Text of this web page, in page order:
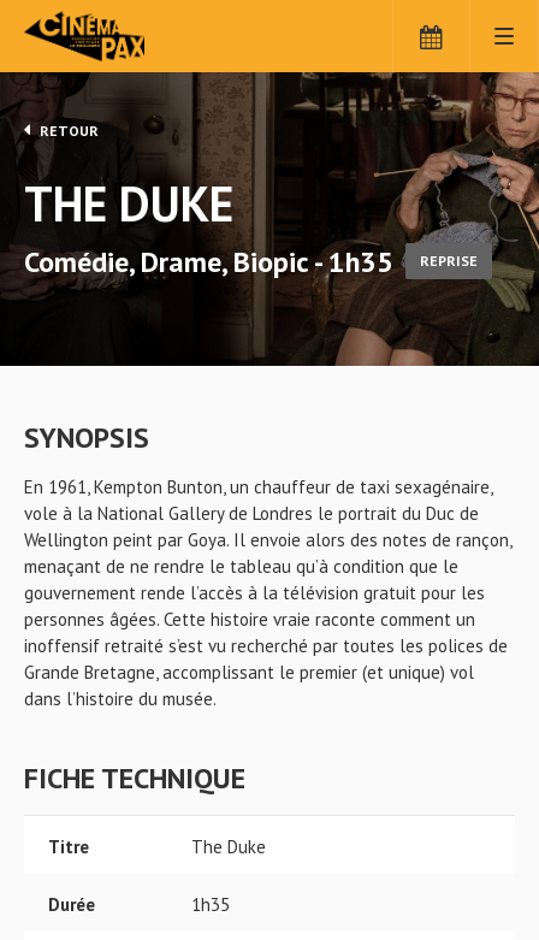
RETOUR
THE DUKE
Comédie, Drame, Biopic - 1h35 REPRISE
SYNOPSIS
En 1961, Kempton Bunton, un chauffeur de taxi sexagénaire,
vole à la National Gallery de Londres le portrait du Duc de
Wellington peint par Goya. Il envoie alors des notes de rançon,
menaçant de ne rendre le tableau qu’à condition que le
gouvernement rende l’accès à la télévision gratuit pour les
personnes âgées. Cette histoire vraie raconte comment un
inoffensif retraité s’est vu recherché par toutes les polices de
Grande Bretagne, accomplissant le premier (et unique) vol
dans l’histoire du musée.
FICHE TECHNIQUE
Titre The Duke
Durée 1h35